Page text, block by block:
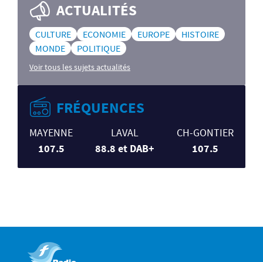
ACTUALITÉS
CULTURE ECONOMIE EUROPE
HISTOIRE
MONDE
POLITIQUE
Voir tous les sujets actualités
FRÉQUENCES
MAYENNE
107.5
LAVAL
88.8 et DAB+
CH-GONTIER
107.5